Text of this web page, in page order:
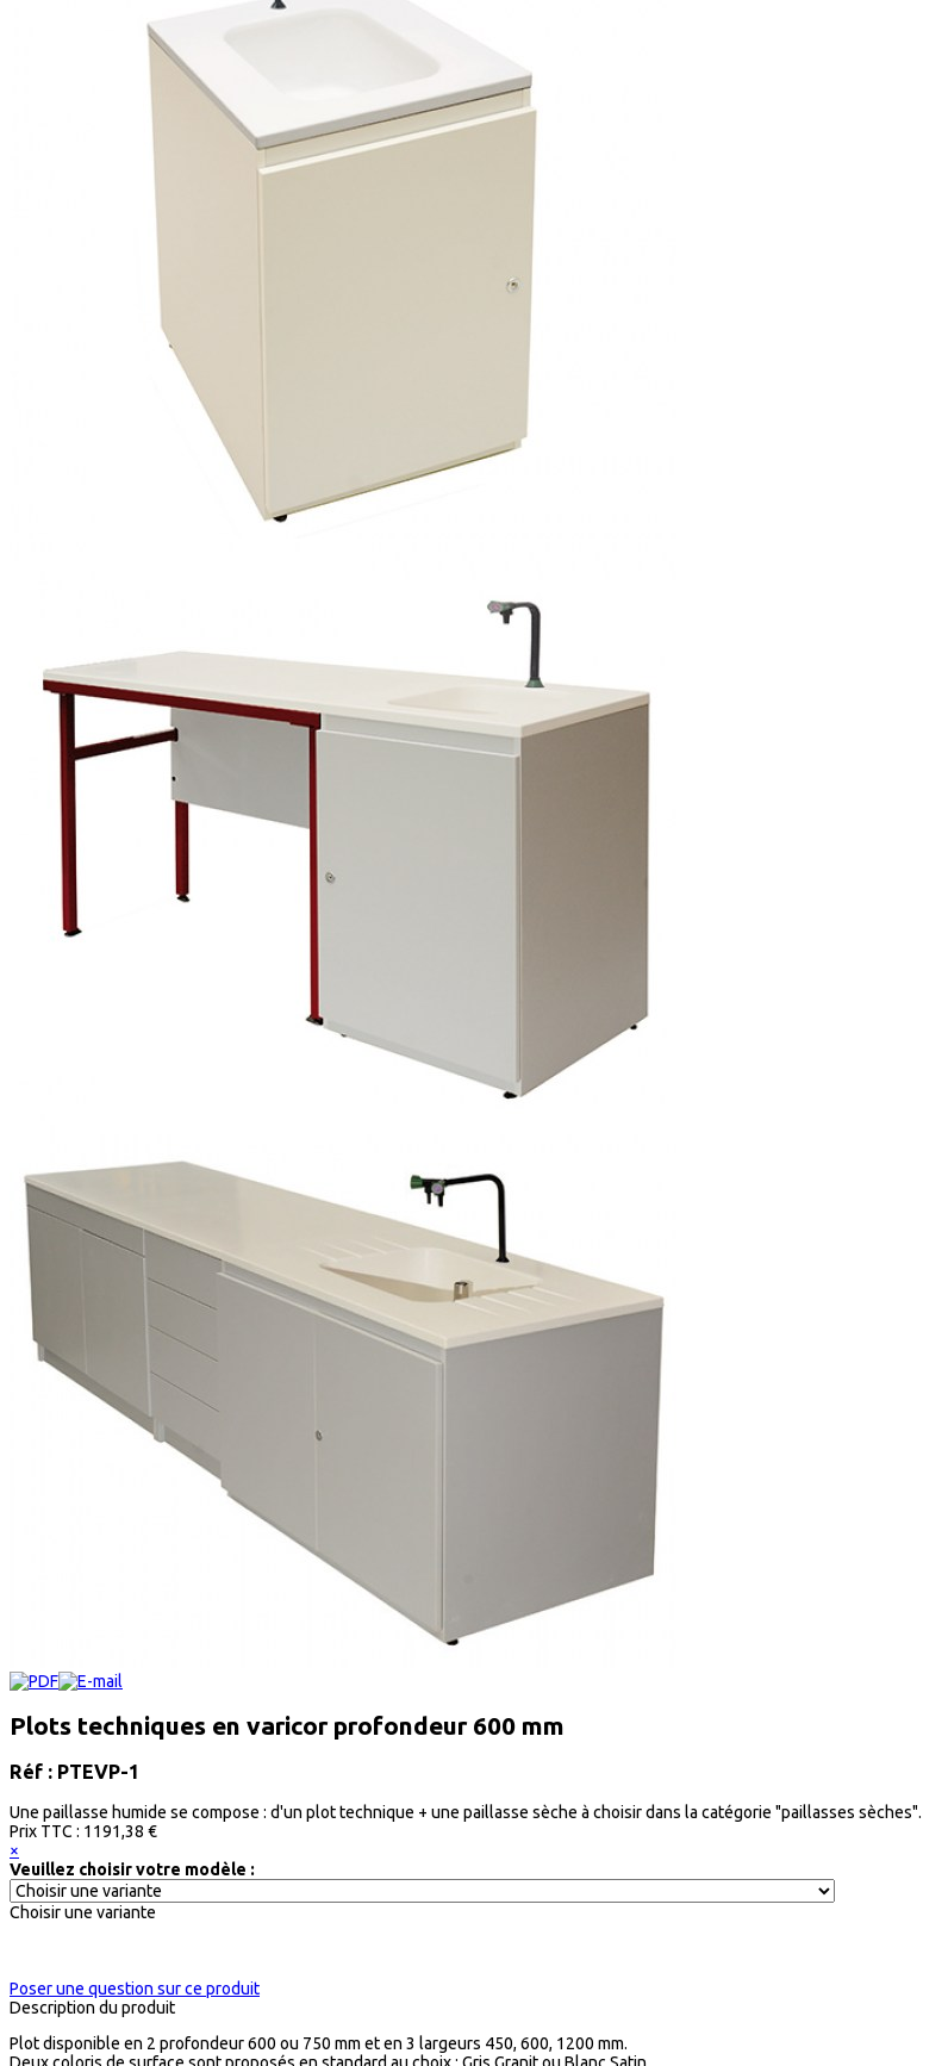
Plots techniques en varicor profondeur 600 mm
Réf : PTEVP-1
Une paillasse humide se compose : d'un plot technique + une paillasse sèche à choisir dans la catégorie "paillasses sèches".
Prix ​​TTC : 1191,38 €
×
Veuillez choisir votre modèle :
Choisir une variante
Poser une question sur ce produit
Description du produit
Plot disponible en 2 profondeur 600 ou 750 mm et en 3 largeurs 450, 600, 1200 mm.